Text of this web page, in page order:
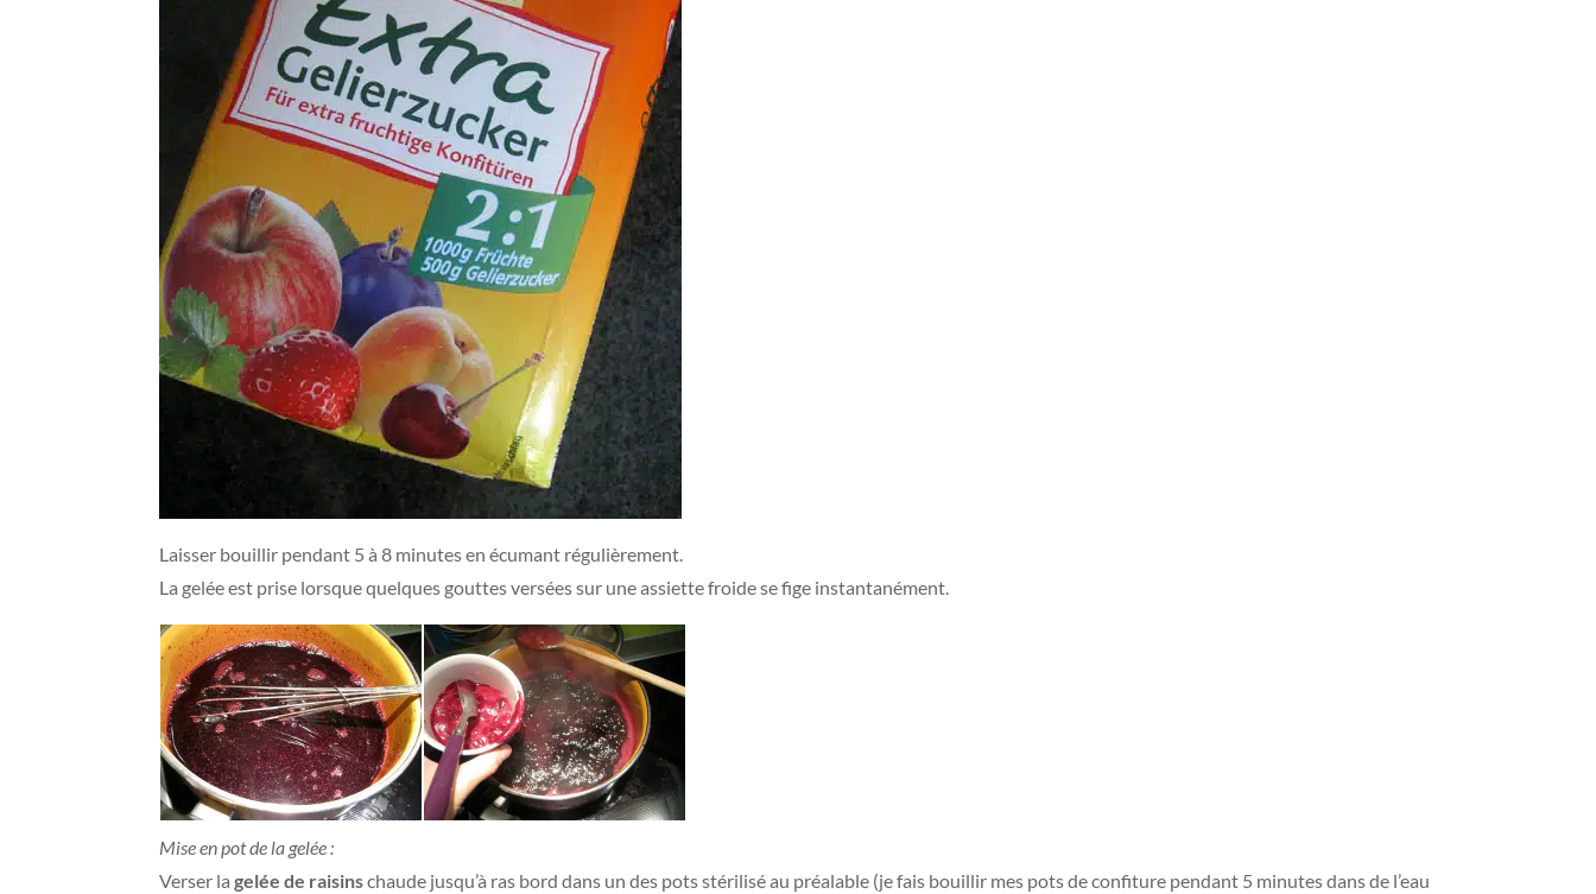
Laisser bouillir pendant 5 à 8 minutes en écumant régulièrement.
La gelée est prise lorsque quelques gouttes versées sur une assiette froide se fige instantanément.
Mise en pot de la gelée :
Verser lagelée de raisinschaude jusqu’à ras bord dans un des pots stérilisé au préalable (je fais bouillir mes pots de confiture pendant 5 minutes dans de l’eau